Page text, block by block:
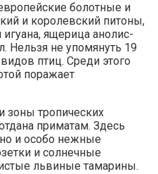
болотные и
и королевский питоны,
ящерица анолис-
Нельзя не упомянуть 19
птиц. Среди этого
поражает
зоны тропических
приматам. Здесь
и особо нежные
и солнечные
львиные тамарины.